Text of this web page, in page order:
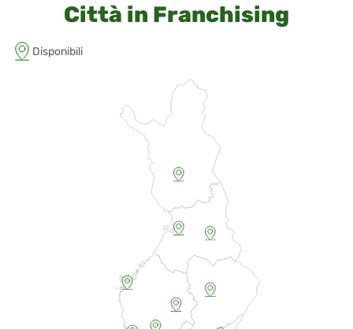
Città in Franchising
Disponibili